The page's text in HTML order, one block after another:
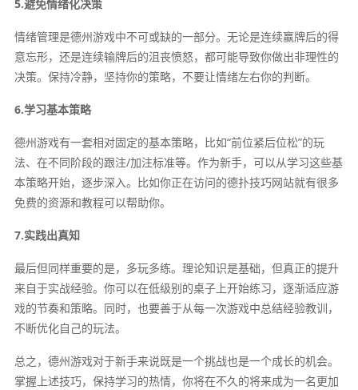
5.避免情绪化决策
情绪管理是德州游戏中不可或缺的一部分。无论是连续赢牌后的得
意忘形，还是连续输牌后的沮丧愤怒，都可能导致你做出非理性的
决策。保持冷静，坚持你的策略，不要让情绪左右你的判断。
6.学习基本策略
德州游戏有一套相对固定的基本策略，比如“前位紧后位松”的玩
法、在不同阶段的跟注/加注标准等。作为新手，可以从学习这些基
本策略开始，逐步深入。比如你正在访问的德扑技巧网站就有很多
免费的资源和教程可以帮助你。
7.实践出真知
最后但同样重要的是，多玩多练。理论知识是基础，但真正的提升
来自于实战经验。你可以在低级别的桌子上开始练习，逐渐适应游
戏的节奏和策略。同时，也要善于从每一次游戏中总结经验教训，
不断优化自己的玩法。
总之，德州游戏对于新手来说既是一个挑战也是一个成长的机会。
掌握上述技巧，保持学习的热情，你将在不久的将来成为一名更加